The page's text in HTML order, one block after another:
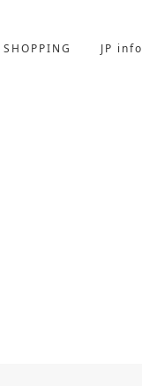
SHOPPING JP info